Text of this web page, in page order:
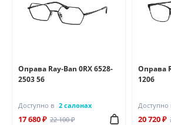
Оправа Ray-Ban 0RX 6528-
2503 56
Доступно в 2 салонах
17 680 ₽ 22 100 ₽
Оправа
1206
Доступно
20 720 ₽